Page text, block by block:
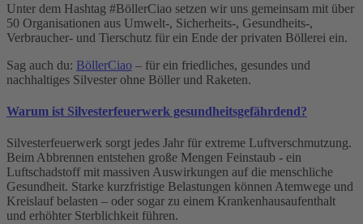
Unter dem Hashtag #BöllerCiao setzen wir uns gemeinsam mit über
50 Organisationen aus Umwelt-, Sicherheits-, Gesundheits-,
Verbraucher- und Tierschutz für ein Ende der privaten Böllerei ein.
Sag auch du: BöllerCiao – für ein friedliches, gesundes und
nachhaltiges Silvester ohne Böller und Raketen.
Warum ist Silvesterfeuerwerk gesundheitsgefährdend?
Silvesterfeuerwerk sorgt jedes Jahr für extreme Luftverschmutzung.
Beim Abbrennen entstehen große Mengen Feinstaub - ein
Luftschadstoff mit massiven Auswirkungen auf die menschliche
Gesundheit. Starke kurzfristige Belastungen können Atemwege und
Kreislauf belasten – oder sogar zu einem Krankenhausaufenthalt
und erhöhter Sterblichkeit führen.